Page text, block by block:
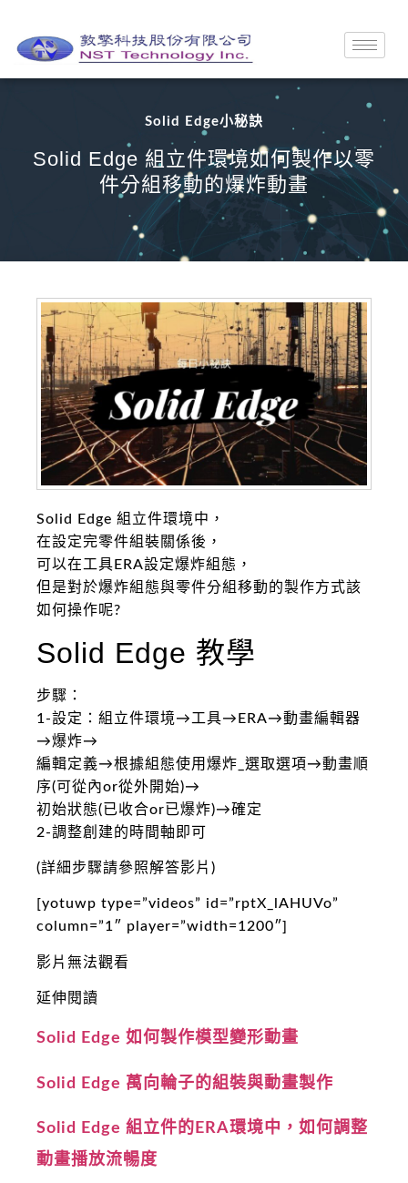
Solid Edge小秘訣
Solid Edge 組立件環境如何製作以零
件分組移動的爆炸動畫
Solid Edge 組立件環境中，
在設定完零件組裝關係後，
可以在工具ERA設定爆炸組態，
但是對於爆炸組態與零件分組移動的製作方式該
如何操作呢?
Solid Edge 教學
步驟：
1-設定：組立件環境→工具→ERA→動畫編輯器
→爆炸→
編輯定義→根據組態使用爆炸_選取選項→動畫順
序(可從內or從外開始)→
初始狀態(已收合or已爆炸)→確定
2-調整創建的時間軸即可
(詳細步驟請參照解答影片)
[yotuwp type=”videos” id=”rptX_lAHUVo”
column=”1″ player=”width=1200″]
影片無法觀看
延伸閱讀
Solid Edge 如何製作模型變形動畫
Solid Edge 萬向輪子的組裝與動畫製作
Solid Edge 組立件的ERA環境中，如何調整
動畫播放流暢度